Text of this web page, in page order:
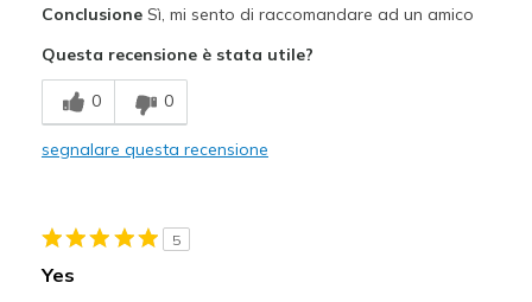
Breathe Well
Comfortable
ConclusioneSì, mi sento di raccomandare ad un amico
Questa recensione è stata utile?
0 0
segnalare questa recensione
5
Yes